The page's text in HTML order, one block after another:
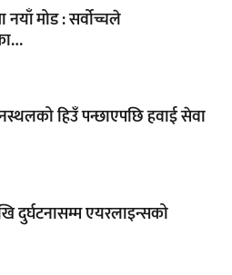
नयाँ मोड : सर्वोच्चले
हिउँ पन्छाएपछि हवाई सेवा
दुर्घटनासम्म एयरलाइन्सको